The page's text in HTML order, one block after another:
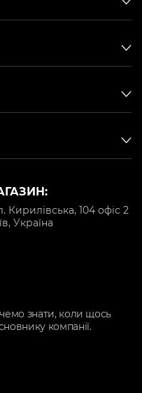
Кирилівська, 104 офіс 2
Україна
знати, коли щось
компанії.